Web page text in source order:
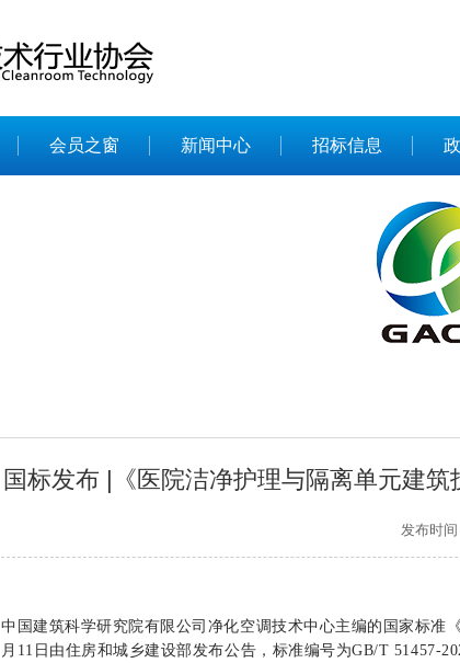
会员之窗 新闻中心 招标信息
国标发布 |《医院洁净护理与隔离单元建
发布时
中国建筑科学研究院有限公司净化空调技术中心主编的国家标准
月11日由住房和城乡建设部发布公告，标准编号为GB/T 51457-